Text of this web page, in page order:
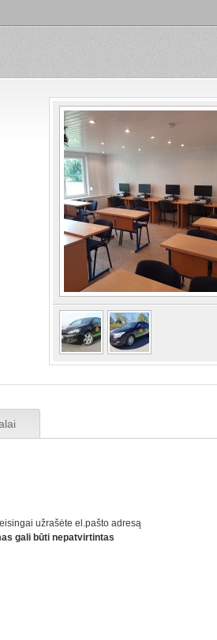
užrašėte el.pašto adresą
gali būti nepatvirtintas